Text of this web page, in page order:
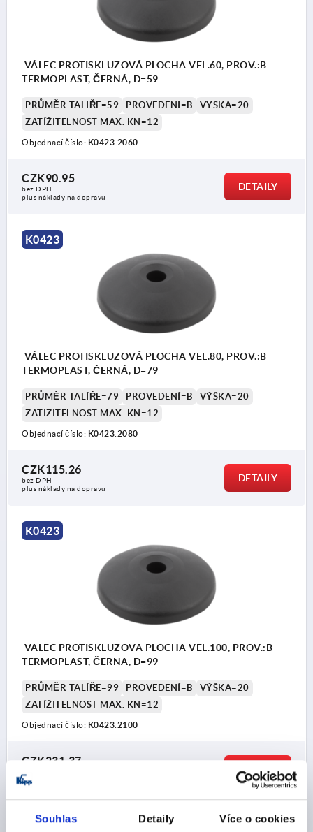
Souhlas Detaily Více o cookies
VÁLEC PROTISKLUZOVÁ PLOCHA VEL.60, PROV.:B
TERMOPLAST, ČERNÁ, D=59
PRŮMĚR TALÍŘE=59 PROVEDENÍ=B
VÝŠKA=20
ZATÍŽITELNOST MAX. KN=12
Objednací číslo: K0423.2060
CZK90.95
bez DPH
plus náklady na dopravu
DETAILY
K0423
VÁLEC PROTISKLUZOVÁ PLOCHA VEL.80, PROV.:B
TERMOPLAST, ČERNÁ, D=79
PRŮMĚR TALÍŘE=79 PROVEDENÍ=B
VÝŠKA=20
ZATÍŽITELNOST MAX. KN=12
Objednací číslo: K0423.2080
CZK115.26
bez DPH
plus náklady na dopravu
DETAILY
K0423
VÁLEC PROTISKLUZOVÁ PLOCHA VEL.100, PROV.:B
TERMOPLAST, ČERNÁ, D=99
PRŮMĚR TALÍŘE=99 PROVEDENÍ=B
VÝŠKA=20
ZATÍŽITELNOST MAX. KN=12
Objednací číslo: K0423.2100
CZK231.37
plus náklady na dopravu
DETAILY
K0423